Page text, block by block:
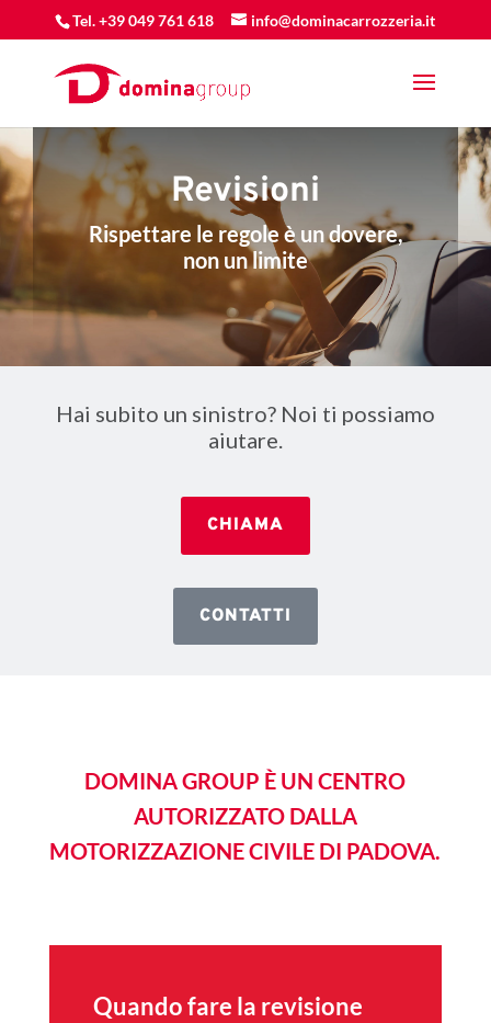
Tel. +39 049 761 618 info@dominacarrozzeria.it
Revisioni
Rispettare le regole è un dovere,
non un limite
Hai subito un sinistro? Noi ti possiamo
aiutare.
CHIAMA
CONTATTI
DOMINA GROUP È UN CENTRO
AUTORIZZATO DALLA
MOTORIZZAZIONE CIVILE DI PADOVA.
Quando fare la revisione